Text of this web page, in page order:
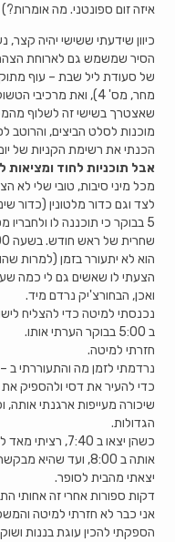
איזה זום ספונטני. מה אומרות?)
כיוון שידעתי ששישי יהיה
הסיר שמשמש גם לארוחת
של סעודת ליל שבת – עוף מתוק
מחר, מס' 4), ואת
שאצטרך בשישי זה לשלוף
מוכנות לסלט הביצים, והרוטב
הכנתי את רשימת הקניות של
אבל תוכניות לחוד ומציאות
מכל מיני סיבות, טובי שלי
לצד וגם כדור מלטונין (כדור
5 בבוקר כי תוכננה לו
הוא לא יתעורר בזמן (למרות
הצעתי לו שאשים גם לי כמה
ואכן, הבחורצ'יק נרדם מיד.
נכנסתי למיטה כדי להצליח
ב 5:00 בבוקר הערתי אותו.
חזרתי למיטה.
כדי להעיר את דסי ולהספיק
הגדולות.
כשהן יצאו ב
אותה ב 8:00, ועד שהיא מבקשת משהו…
יצאתי מהבית לסופר.
דקות ספורות אחרי זה אחותי
אני כבר לא חזרתי למיטה
הספקתי להכין עוגת בננות